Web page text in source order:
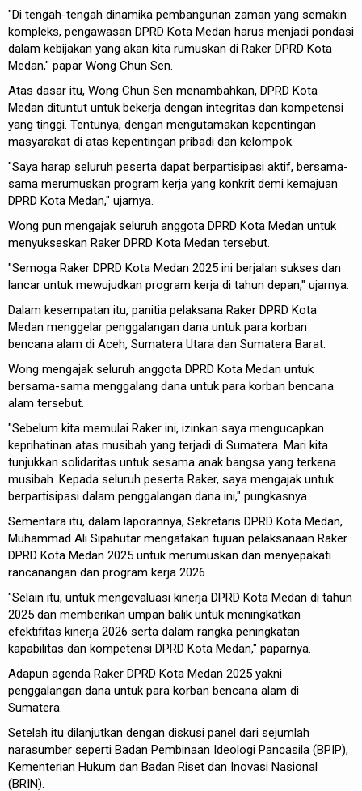
"Di tengah-tengah dinamika pembangunan zaman yang semakin
kompleks, pengawasan DPRD Kota Medan harus menjadi pondasi
dalam kebijakan yang akan kita rumuskan di Raker DPRD Kota
Medan," papar Wong Chun Sen.
Atas dasar itu, Wong Chun Sen menambahkan, DPRD Kota
Medan dituntut untuk bekerja dengan integritas dan kompetensi
yang tinggi. Tentunya, dengan mengutamakan kepentingan
masyarakat di atas kepentingan pribadi dan kelompok.
"Saya harap seluruh peserta dapat berpartisipasi aktif, bersama-
sama merumuskan program kerja yang konkrit demi kemajuan
DPRD Kota Medan," ujarnya.
Wong pun mengajak seluruh anggota DPRD Kota Medan untuk
menyukseskan Raker DPRD Kota Medan tersebut.
"Semoga Raker DPRD Kota Medan 2025 ini berjalan sukses dan
lancar untuk mewujudkan program kerja di tahun depan," ujarnya.
Dalam kesempatan itu, panitia pelaksana Raker DPRD Kota
Medan menggelar penggalangan dana untuk para korban
bencana alam di Aceh, Sumatera Utara dan Sumatera Barat.
Wong mengajak seluruh anggota DPRD Kota Medan untuk
bersama-sama menggalang dana untuk para korban bencana
alam tersebut.
"Sebelum kita memulai Raker ini, izinkan saya mengucapkan
keprihatinan atas musibah yang terjadi di Sumatera. Mari kita
tunjukkan solidaritas untuk sesama anak bangsa yang terkena
musibah. Kepada seluruh peserta Raker, saya mengajak untuk
berpartisipasi dalam penggalangan dana ini," pungkasnya.
Sementara itu, dalam laporannya, Sekretaris DPRD Kota Medan,
Muhammad Ali Sipahutar mengatakan tujuan pelaksanaan Raker
DPRD Kota Medan 2025 untuk merumuskan dan menyepakati
rancanangan dan program kerja 2026.
"Selain itu, untuk mengevaluasi kinerja DPRD Kota Medan di tahun
2025 dan memberikan umpan balik untuk meningkatkan
efektifitas kinerja 2026 serta dalam rangka peningkatan
kapabilitas dan kompetensi DPRD Kota Medan," paparnya.
Adapun agenda Raker DPRD Kota Medan 2025 yakni
penggalangan dana untuk para korban bencana alam di
Sumatera.
Setelah itu dilanjutkan dengan diskusi panel dari sejumlah
narasumber seperti Badan Pembinaan Ideologi Pancasila (BPIP),
Kementerian Hukum dan Badan Riset dan Inovasi Nasional
(BRIN).